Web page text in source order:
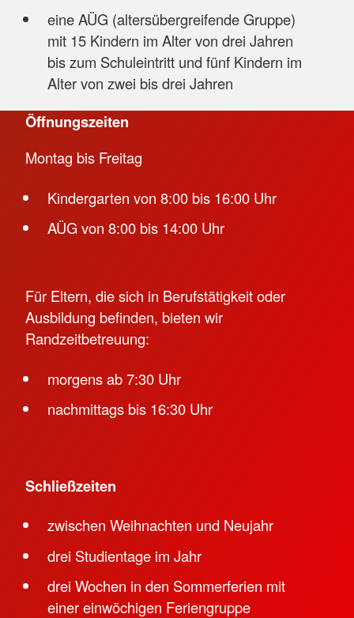
eine AÜG (altersübergreifende Gruppe)
mit 15 Kindern im Alter von drei Jahren
bis zum Schuleintritt und fünf Kindern im
Alter von zwei bis drei Jahren
Öffnungszeiten
Montag bis Freitag
Kindergarten von 8:00 bis 16:00 Uhr
AÜG von 8:00 bis 14:00 Uhr
Für Eltern, die sich in Berufstätigkeit oder
Ausbildung befinden, bieten wir
Randzeitbetreuung:
morgens ab 7:30 Uhr
nachmittags bis 16:30 Uhr
Schließzeiten
zwischen Weihnachten und Neujahr
drei Studientage im Jahr
drei Wochen in den Sommerferien mit
einer einwöchigen Feriengruppe